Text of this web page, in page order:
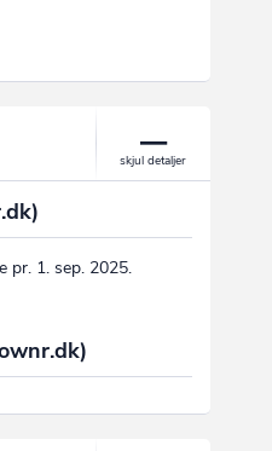
pr. 1. sep. 2025.